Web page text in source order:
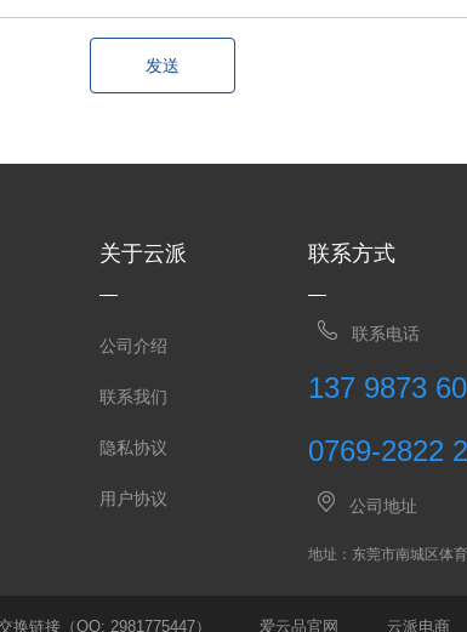
发送
关于云派
公司介绍
联系我们
隐私协议
用户协议
联系方式
联系电话
137 9873
0769-2822
公司地址
地址：东莞市南城区体
换链接（QQ: 2981775447） 爱云品官网 云派电商